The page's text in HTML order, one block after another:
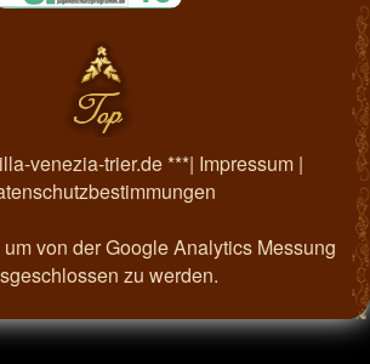
venezia-trier.de ***| Impressum |
von der Google Analytics Messung
zu werden.